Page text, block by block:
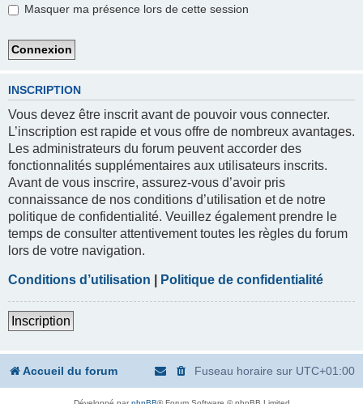
Masquer ma présence lors de cette session
INSCRIPTION
Vous devez être inscrit avant de pouvoir vous connecter.
L’inscription est rapide et vous offre de nombreux avantages.
Les administrateurs du forum peuvent accorder des
fonctionnalités supplémentaires aux utilisateurs inscrits.
Avant de vous inscrire, assurez-vous d’avoir pris
connaissance de nos conditions d’utilisation et de notre
politique de confidentialité. Veuillez également prendre le
temps de consulter attentivement toutes les règles du forum
lors de votre navigation.
Conditions d’utilisation Politique de confidentialité
Inscription
Accueil du forum Fuseau horaire sur UTC+01:00